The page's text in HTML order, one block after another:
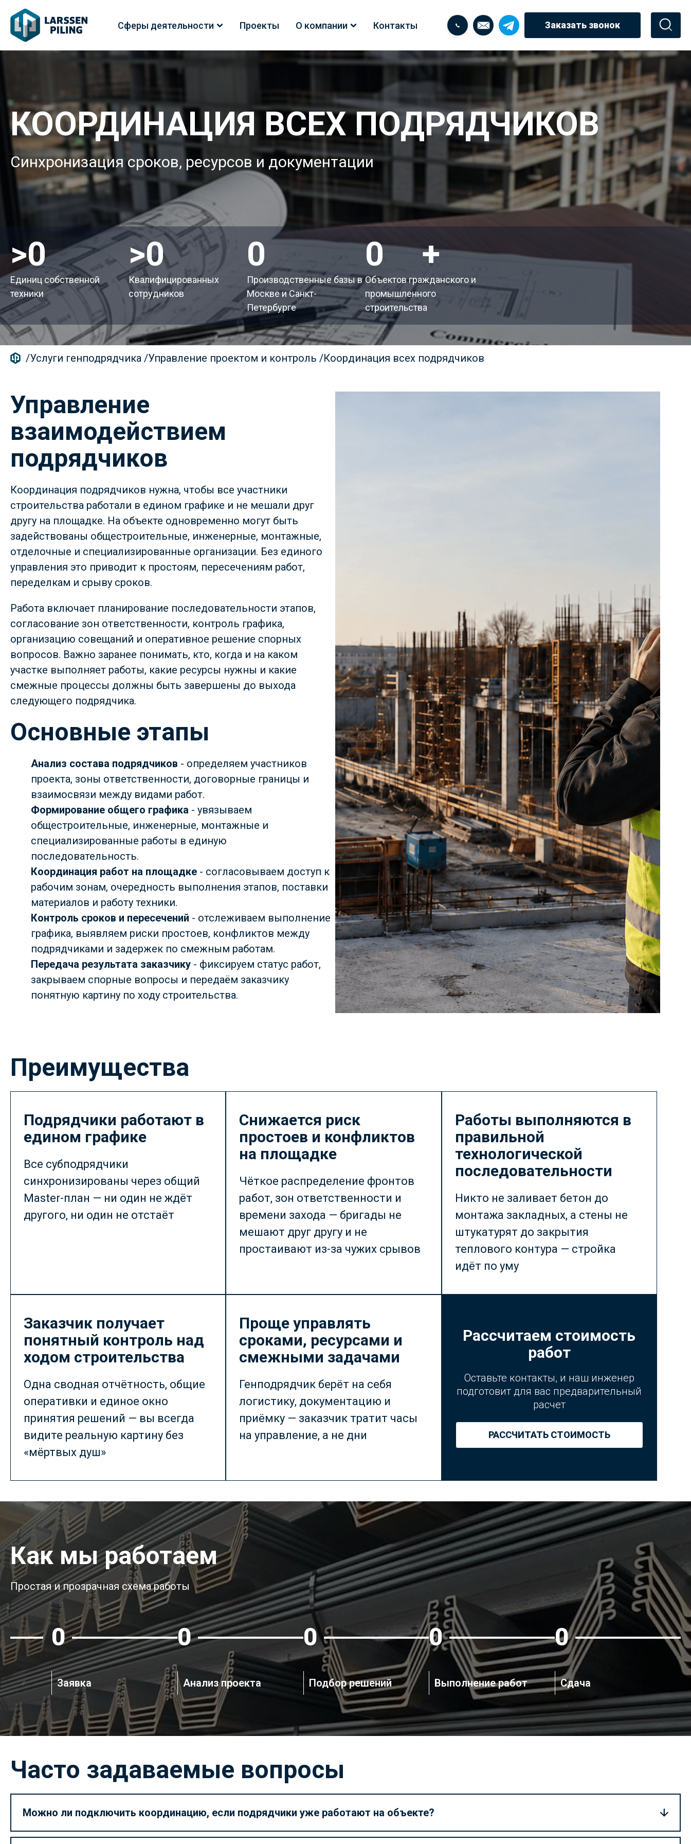
Сферы деятельности Проекты О компании Контакты Заказать звонок
КООРДИНАЦИЯ ВСЕХ ПОДРЯДЧИКОВ
Синхронизация сроков, ресурсов и документации
>50
Единиц собственной
техники
>150
Квалифицированных
сотрудников
2
Производственные базы в
Москве и Санкт-
Петербурге
200+
Объектов гражданского и
промышленного
строительства
/Услуги генподрядчика /Управление проектом и контроль /Координация всех подрядчиков
Управление
взаимодействием
подрядчиков
Координация подрядчиков нужна, чтобы все участники
строительства работали в едином графике и не мешали друг
другу на площадке. На объекте одновременно могут быть
задействованы общестроительные, инженерные, монтажные,
отделочные и специализированные организации. Без единого
управления это приводит к простоям, пересечениям работ,
переделкам и срыву сроков.
Работа включает планирование последовательности этапов,
согласование зон ответственности, контроль графика,
организацию совещаний и оперативное решение спорных
вопросов. Важно заранее понимать, кто, когда и на каком
участке выполняет работы, какие ресурсы нужны и какие
смежные процессы должны быть завершены до выхода
следующего подрядчика.
Основные этапы
Анализ состава подрядчиков - определяем участников
проекта, зоны ответственности, договорные границы и
взаимосвязи между видами работ.
Формирование общего графика - увязываем
общестроительные, инженерные, монтажные и
специализированные работы в единую
последовательность.
Координация работ на площадке - согласовываем доступ к
рабочим зонам, очередность выполнения этапов, поставки
материалов и работу техники.
Контроль сроков и пересечений - отслеживаем выполнение
графика, выявляем риски простоев, конфликтов между
подрядчиками и задержек по смежным работам.
Передача результата заказчику - фиксируем статус работ,
закрываем спорные вопросы и передаём заказчику
понятную картину по ходу строительства.
Преимущества
Подрядчики работают в
едином графике
Все субподрядчики
синхронизированы через общий
Master-план — ни один не ждёт
другого, ни один не отстаёт
Снижается риск
простоев и конфликтов
на площадке
Чёткое распределение фронтов
работ, зон ответственности и
времени захода — бригады не
мешают друг другу и не
простаивают из-за чужих срывов
Работы выполняются в
правильной
технологической
последовательности
Никто не заливает бетон до
монтажа закладных, а стены не
штукатурят до закрытия
теплового контура — стройка
идёт по уму
Заказчик получает
понятный контроль над
ходом строительства
Одна сводная отчётность, общие
оперативки и единое окно
принятия решений — вы всегда
видите реальную картину без
«мёртвых душ»
Проще управлять
сроками, ресурсами и
смежными задачами
Генподрядчик берёт на себя
логистику, документацию и
приёмку — заказчик тратит часы
на управление, а не дни
Рассчитаем стоимость
работ
Оставьте контакты, и наш инженер
подготовит для вас предварительный
расчет
РАССЧИТАТЬ СТОИМОСТЬ
Как мы работаем
Простая и прозрачная схема работы
1
Заявка
2
Анализ проекта
3
Подбор решений
4
Выполнение работ
5
Сдача
Часто задаваемые вопросы
Можно ли подключить координацию, если подрядчики уже работают на объекте?